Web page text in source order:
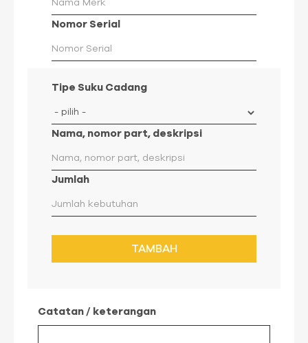
Nomor Serial
Tipe Suku Cadang
Nama, nomor part, deskripsi
Jumlah
TAMBAH
Catatan / keterangan